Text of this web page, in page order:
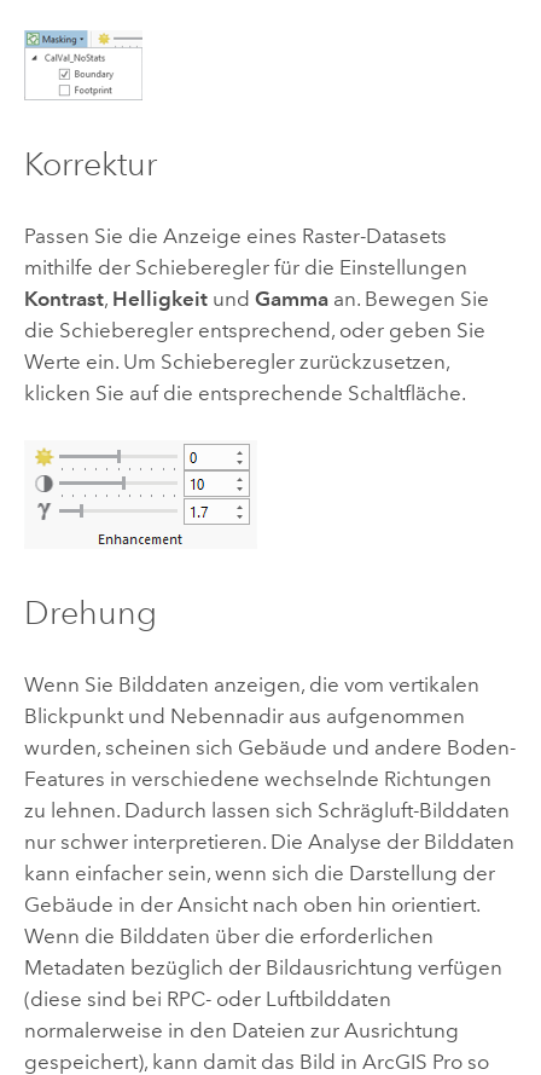
Korrektur
Passen Sie die Anzeige eines Raster-Datasets
mithilfe der Schieberegler für die Einstellungen
Kontrast, Helligkeitund Gammaan. Bewegen Sie
die Schieberegler entsprechend, oder geben Sie
Werte ein. Um Schieberegler zurückzusetzen,
klicken Sie auf die entsprechende Schaltfläche.
Drehung
Wenn Sie Bilddaten anzeigen, die vom vertikalen
Blickpunkt und Nebennadir aus aufgenommen
wurden, scheinen sich Gebäude und andere Boden-
Features in verschiedene wechselnde Richtungen
zu lehnen. Dadurch lassen sich Schrägluft-Bilddaten
nur schwer interpretieren. Die Analyse der Bilddaten
kann einfacher sein, wenn sich die Darstellung der
Gebäude in der Ansicht nach oben hin orientiert.
Wenn die Bilddaten über die erforderlichen
Metadaten bezüglich der Bildausrichtung verfügen
(diese sind bei RPC- oder Luftbilddaten
normalerweise in den Dateien zur Ausrichtung
gespeichert), kann damit das Bild in ArcGIS Proso